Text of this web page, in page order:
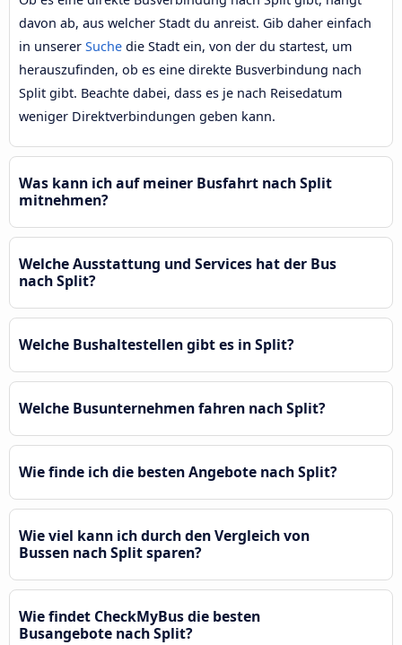
davon ab, aus welcher Stadt du anreist. Gib daher einfach
in unserer Suche die Stadt ein, von der du startest, um
herauszufinden, ob es eine direkte Busverbindung nach
Split gibt. Beachte dabei, dass es je nach Reisedatum
weniger Direktverbindungen geben kann.
Was kann ich auf meiner Busfahrt nach Split
mitnehmen?
Welche Ausstattung und Services hat der Bus
nach Split?
Welche Bushaltestellen gibt es in Split?
Welche Busunternehmen fahren nach Split?
Wie finde ich die besten Angebote nach Split?
Wie viel kann ich durch den Vergleich von
Bussen nach Split sparen?
Wie findet CheckMyBus die besten
Busangebote nach Split?